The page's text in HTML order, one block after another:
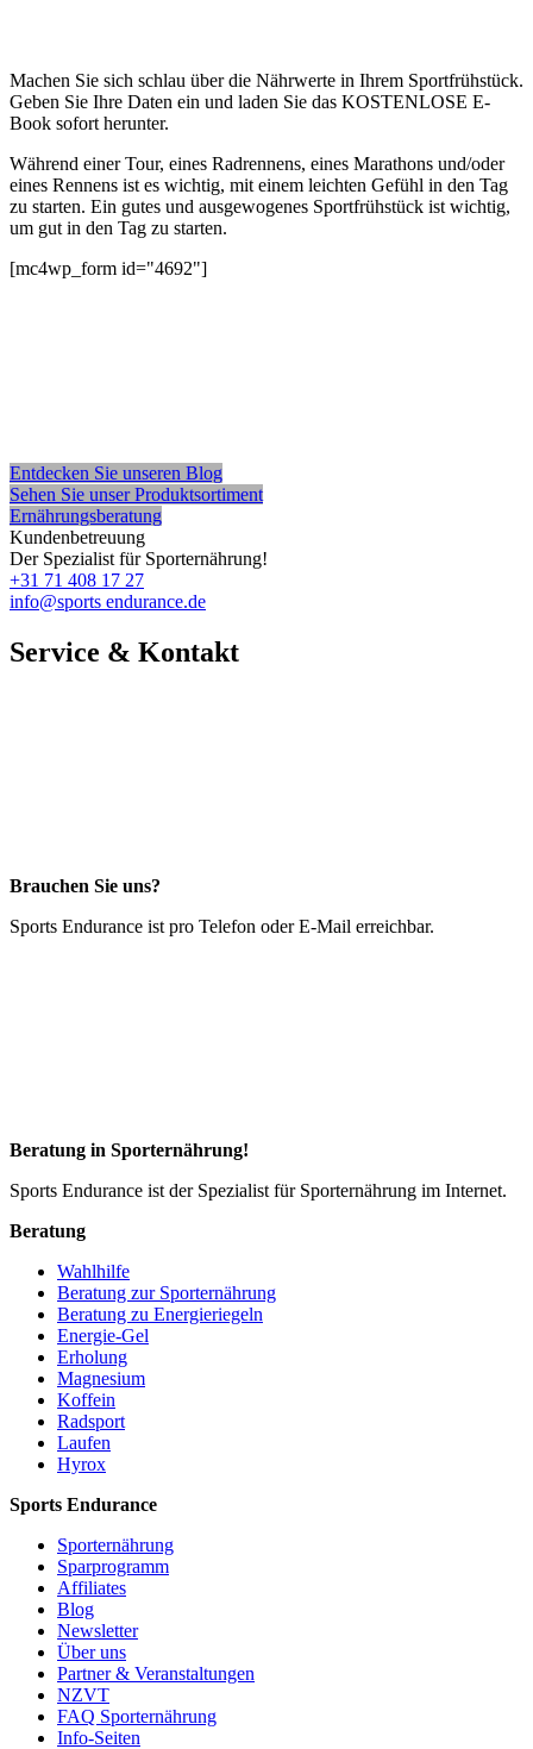
Machen Sie sich schlau über die Nährwerte in Ihrem Sportfrühstück.
Geben Sie Ihre Daten ein und laden Sie das KOSTENLOSE E-
Book sofort herunter.
Während einer Tour, eines Radrennens, eines Marathons und/oder
eines Rennens ist es wichtig, mit einem leichten Gefühl in den Tag
zu starten. Ein gutes und ausgewogenes Sportfrühstück ist wichtig,
um gut in den Tag zu starten.
[mc4wp_form id="4692"]
Entdecken Sie unseren Blog
Sehen Sie unser Produktsortiment
Ernährungsberatung
Kundenbetreuung
Der Spezialist für Sporternährung!
+31 71 408 17 27
info@sports endurance.de
Service & Kontakt
Brauchen Sie uns?
Sports Endurance ist pro Telefon oder E-Mail erreichbar.
Beratung in Sporternährung!
Sports Endurance ist der Spezialist für Sporternährung im Internet.
Beratung
Wahlhilfe
Beratung zur Sporternährung
Beratung zu Energieriegeln
Energie-Gel
Erholung
Magnesium
Koffein
Radsport
Laufen
Hyrox
Sports Endurance
Sporternährung
Sparprogramm
Affiliates
Blog
Newsletter
Über uns
Partner & Veranstaltungen
NZVT
FAQ Sporternährung
Info-Seiten